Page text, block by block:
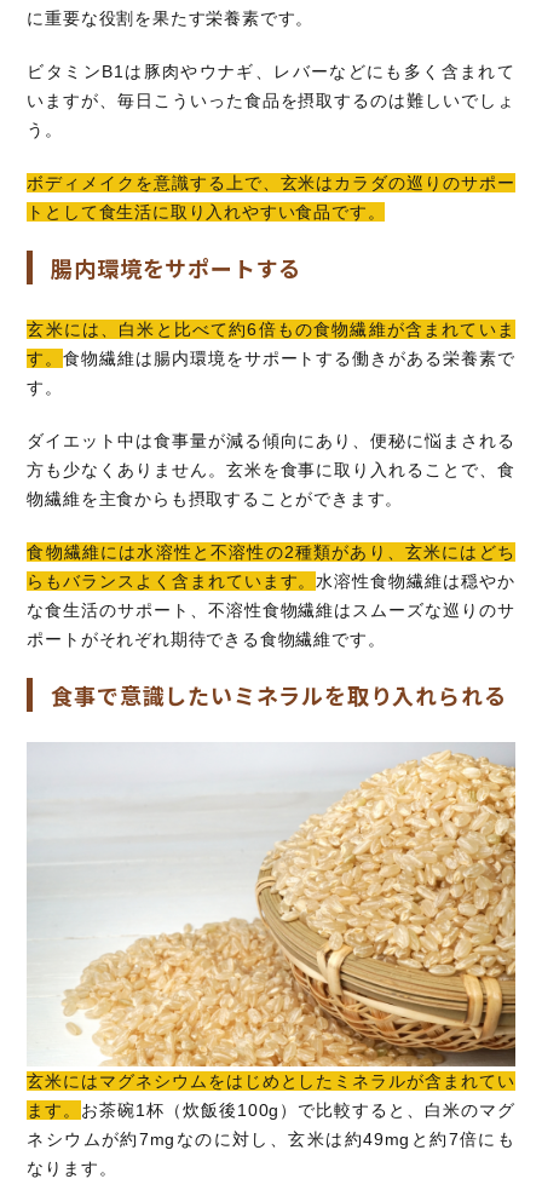
に重要な役割を果たす栄養素です。
ビタミンB1は豚肉やウナギ、レバーなどにも多く含まれて
いますが、毎日こういった食品を摂取するのは難しいでしょ
う。
ボディメイクを意識する上で、玄米はカラダの巡りのサポー
トとして食生活に取り入れやすい食品です。
腸内環境をサポートする
玄米には、白米と比べて約6倍もの食物繊維が含まれていま
す。食物繊維は腸内環境をサポートする働きがある栄養素で
す。
ダイエット中は食事量が減る傾向にあり、便秘に悩まされる
方も少なくありません。玄米を食事に取り入れることで、食
物繊維を主食からも摂取することができます。
食物繊維には水溶性と不溶性の2種類があり、玄米にはどち
らもバランスよく含まれています。水溶性食物繊維は穏やか
な食生活のサポート、不溶性食物繊維はスムーズな巡りのサ
ポートがそれぞれ期待できる食物繊維です。
食事で意識したいミネラルを取り入れられる
玄米にはマグネシウムをはじめとしたミネラルが含まれてい
ます。 お茶碗1杯（炊飯後100g）で比較すると、白米のマグ
ネシウムが約7mgなのに対し、玄米は約49mgと約7倍にも
なります。